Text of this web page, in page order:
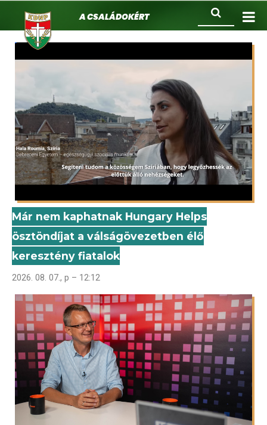
tartalomra
KDNPA családokért.
Már nem kaphatnak Hungary Helps
ösztöndíjat a válságövezetben élő
keresztény fiatalok
2026. 08. 07., p – 12:12